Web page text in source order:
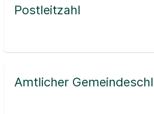
Postleitzahl
Amtlicher